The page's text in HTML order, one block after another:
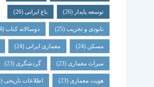
توسعه پایدار (26) باغ ایرانی(26)
نابودی و تخریب(25) دوسالانه کتاب(24)
مسکن (24) معماری ایرانی(24)
میراث معماری(23) گردشگری(23)
هویت معماری(23) اطلاعات تاریخی(23)